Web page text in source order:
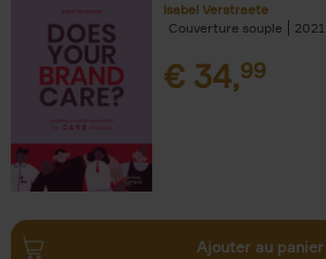
Isabel Verstraete
Couverture souple
2021
€ 34,99
Ajouter au panier